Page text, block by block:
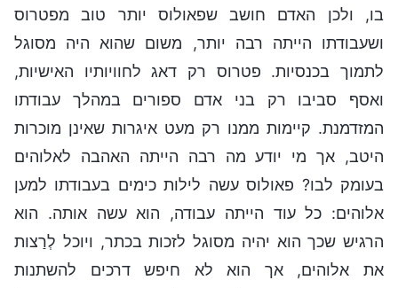
בו, ולכן האדם חושב שפאולוס יותר טוב מפטרוס
ושעבודתו הייתה רבה יותר, משום שהוא היה מסוגל
לתמוך בכנסיות. פטרוס רק דאג לחוויותיו האישיות,
ואסף סביבו רק בני אדם ספורים במהלך עבודתו
המזדמנת. קיימות ממנו רק מעט איגרות שאינן מוכרות
היטב, אך מי יודע מה רבה הייתה האהבה לאלוהים
בעומק לבו? פאולוס עשה לילות כימים בעבודתו למען
אלוהים: כל עוד הייתה עבודה, הוא עשה אותה. הוא
הרגיש שכך הוא יהיה מסוגל לזכות בכתר, ויוכל לְרַצות
את אלוהים, אך הוא לא חיפש דרכים להשתנות